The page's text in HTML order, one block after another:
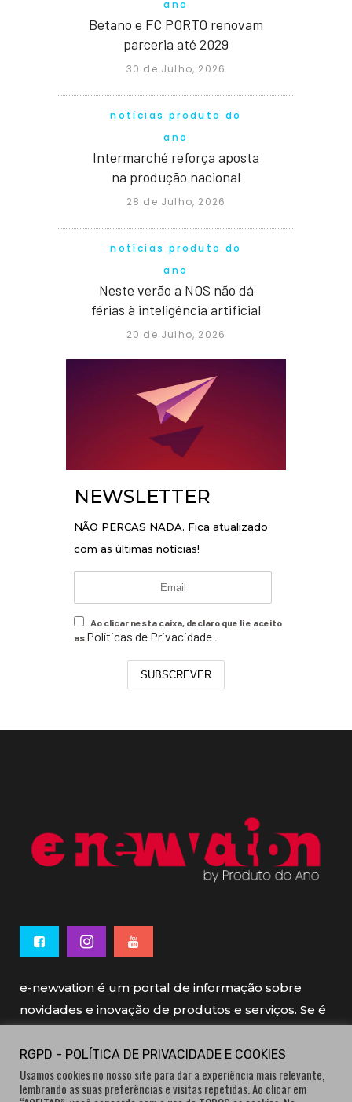
ano
Betano e FC PORTO renovam
parceria até 2029
30 de Julho, 2026
notícias produto do
ano
Intermarché reforça aposta
na produção nacional
28 de Julho, 2026
notícias produto do
ano
Neste verão a NOS não dá
férias à inteligência artificial
20 de Julho, 2026
NEWSLETTER
NÃO PERCAS NADA. Fica atualizado
com as últimas notícias!
Ao clicar nesta caixa, declaro que li e aceito
as Políticas de Privacidade
SUBSCREVER
e-newvation é um portal de informação sobre
novidades e inovação de produtos e serviços. Se é
e-newvation tem o patrocínio do “Produto do
RGPD - POLÍTICA DE PRIVACIDADE E COOKIES
Usamos cookies no nosso site para dar a experiência mais relevante,
lembrando as suas preferências e visitas repetidas. Ao clicar em